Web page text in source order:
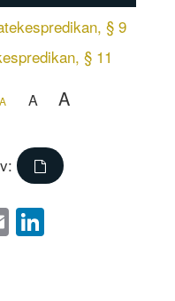
§ 9
§ 11
A A A
Email